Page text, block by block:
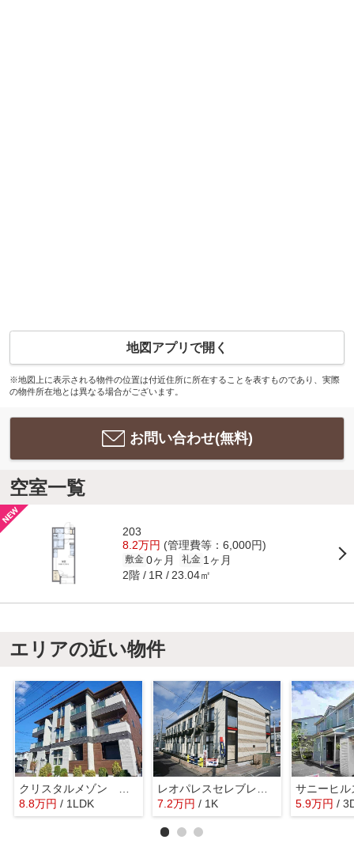
地図アプリで開く
※地図上に表示される物件の位置は付近住所に所在することを表すものであり、実際
の物件所在地とは異なる場合がございます。
お問い合わせ(無料)
空室一覧
203
8.2万円 (管理費等：6,000円)
敷金 0ヶ月 礼金 1ヶ月
2階 1R 23.04㎡
エリアの近い物件
8.8万円 / 1LDK
7.2万円 / 1K
サニーヒル
5.9万円 /